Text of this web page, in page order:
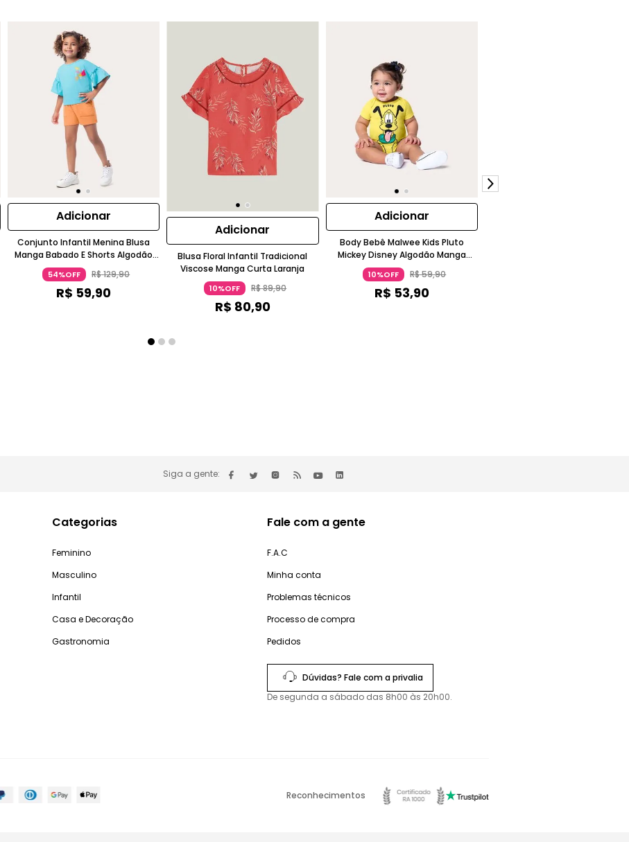
Adicionar
Conjunto Infantil Menina Blusa
Manga Babado E Shorts Algodão
Malwee Kids
54%OFF R$129,90
R$ 59,90
Adicionar
Blusa Floral Infantil Tradicional
Viscose Manga Curta Laranja
10%OFF R$89,90
R$ 80,90
Adicionar
Body Bebê Malwee Kids Pluto
Mickey Disney Algodão Manga
Curta Amarelo
10%OFF R$59,90
R$ 53,90
Siga a gente:
Categorias
Feminino
Masculino
Infantil
Casa e Decoração
Gastronomia
Fale com a gente
F.A.C
Minha conta
Problemas técnicos
Processo de compra
Pedidos
Dúvidas? Fale com a privalia
De segunda a sábado das 8h00 às 20h00.
Reconhecimentos